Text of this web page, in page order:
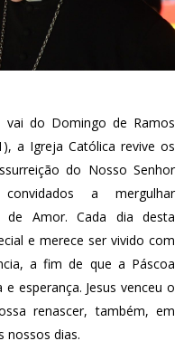
vai do Domingo de Ramos
a Igreja Católica revive os
do Nosso Senhor
a mergulhar
de Amor. Cada dia desta
e merece ser vivido com
a fim de que a Páscoa
esperança. Jesus venceu o
renascer, também, em
nossos dias.